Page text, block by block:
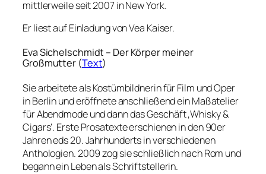
mittlerweile seit 2007 in New York.
Er liest auf Einladung von Vea Kaiser.
Eva Sichelschmidt – Der Körper meiner
Großmutter (Text)
Sie arbeitete als Kostümbildnerin für Film und Oper
in Berlin und eröffnete anschließend ein Maßatelier
für Abendmode und dann das Geschäft ‚Whisky &
Cigars‘. Erste Prosatexte erschienen in den 90er
Jahren eds 20. Jahrhunderts in verschiedenen
Anthologien. 2009 zog sie schließlich nach Rom und
begann ein Leben als Schriftstellerin.